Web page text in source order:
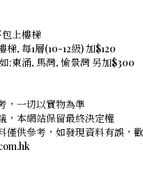
包上樓梯
梯, 每1層(10-12級) 加$120
:東涌, 馬灣, 愉景灣 另加$300
，一切以實物為準
，本網站保留最終決定權
僅供參考，如發現資料有誤，